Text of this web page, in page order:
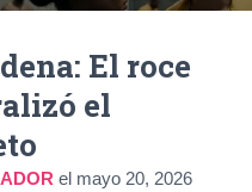
O
El roce
el
el mayo 20, 2026